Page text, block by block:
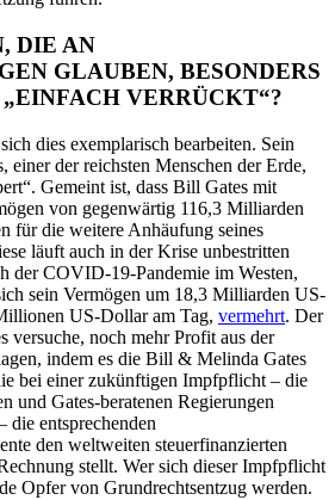
DIE AN
GLAUBEN, BESONDERS
VERRÜCKT“?
dies exemplarisch bearbeiten. Sein
der reichsten Menschen der Erde,
Gemeint ist, dass Bill Gates mit
von gegenwärtig 116,3 Milliarden
für die weitere Anhäufung seines
läuft auch in der Krise unbestritten
der COVID-19-Pandemie im Westen,
sein Vermögen um 18,3 Milliarden US-
US-Dollar am Tag, vermehrt. Der
versuche, noch mehr Profit aus der
indem es die Bill & Melinda Gates
bei einer zukünftigen Impfpflicht – die
und Gates-beratenen Regierungen
die entsprechenden
den weltweiten steuerfinanzierten
stellt. Wer sich dieser Impfpflicht
Opfer von Grundrechtsentzug werden.